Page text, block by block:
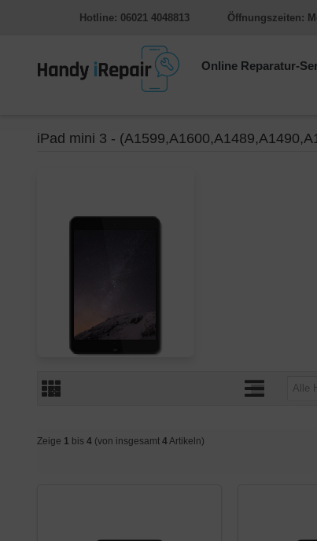
Hotline: 06021 4048813 Öffnungszeiten:
Online Reparatur-
iPad mini 3 -
Zeige 1 bis 4 (von insgesamt 4Artikeln)